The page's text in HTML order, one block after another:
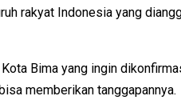
rakyat Indonesia yang
Bima yang ingin
memberikan tanggapannya.